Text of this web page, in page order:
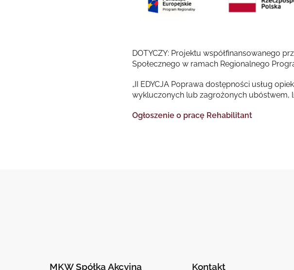
DOTYCZY: Projektu współfinansowanego
Społecznego w ramach Regionalnego
„II EDYCJA Poprawa dostępności usług
wykluczonych lub zagrożonych ubóstwem,
Ogłoszenie o pracę Rehabilitant
MKW Spółka Akcyjna Kontakt